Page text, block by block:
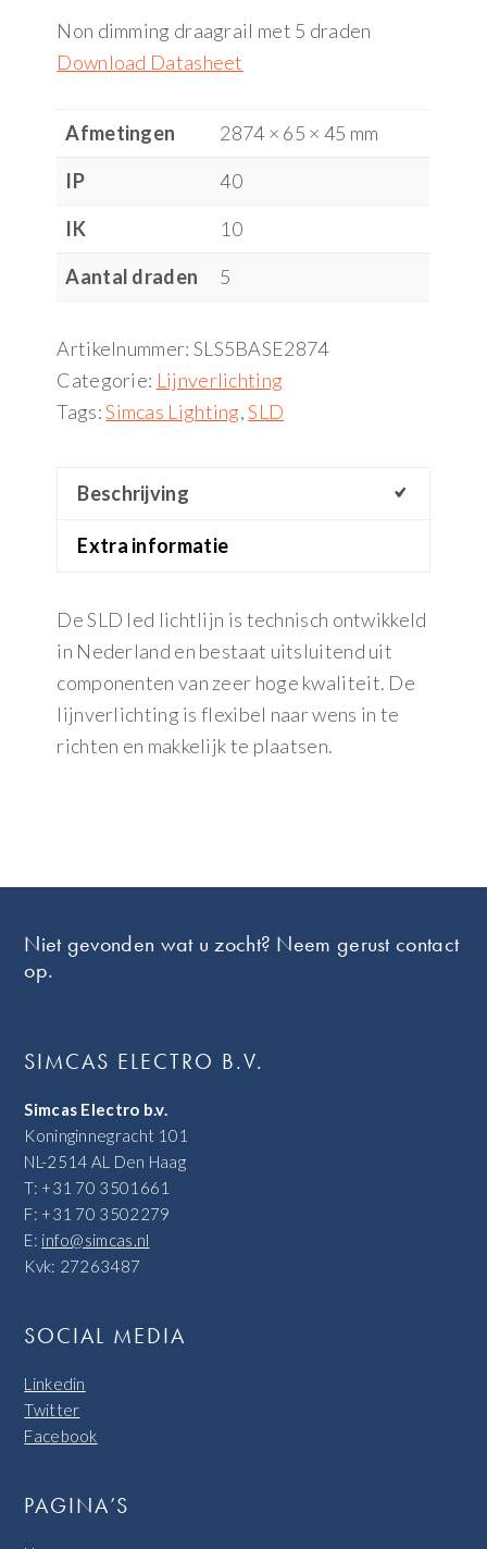
Non dimming draagrail met 5 draden
Download Datasheet
Afmetingen
2874 × 65 × 45 mm
IP
40
IK
10
Aantal draden
5
Artikelnummer: SLS5BASE2874
Categorie: Lijnverlichting
Tags:Simcas Lighting,SLD
Beschrijving
Extra informatie
De SLD led lichtlijn is technisch ontwikkeld
in Nederland en bestaat uitsluitend uit
componenten van zeer hoge kwaliteit. De
lijnverlichting is flexibel naar wens in te
richten en makkelijk te plaatsen.
Niet gevonden wat u zocht? Neem gerust contact
op.
SIMCAS ELECTRO B.V.
Simcas Electro b.v.
Koninginnegracht 101
NL-2514 AL Den Haag
T: +31 70 3501661
F: +31 70 3502279
E: info@simcas.nl
Kvk: 27263487
SOCIAL MEDIA
Linkedin
Twitter
Facebook
PAGINA’S